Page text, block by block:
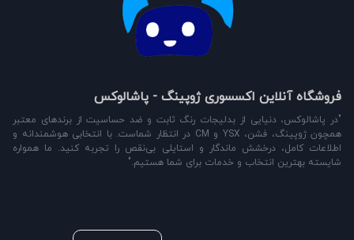
فروشگاه آنلاین اکسسوری ژوپینگ - پاشالوکس
"در پاشالوکس، دنیایی از بدلیجات رنگ ثابت و ضد حساسیت از برندهای معتبر
همچون ژوپینگ، فشن، YSX و CM در انتظار شماست. با انتخابی هوشمندانه و
اطلاعات کامل، درخشش ماندگار و استایلی بی‌نقص را تجربه کنید. ما همواره
شایسته بهترین انتخاب و خدمات برای شما هستیم."